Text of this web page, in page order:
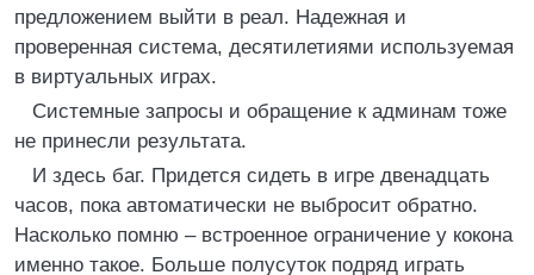
предложением выйти в реал. Надежная и
проверенная система, десятилетиями используемая
в виртуальных играх.
Системные запросы и обращение к админам тоже
не принесли результата.
И здесь баг. Придется сидеть в игре двенадцать
часов, пока автоматически не выбросит обратно.
Насколько помню – встроенное ограничение у кокона
именно такое. Больше полусуток подряд играть